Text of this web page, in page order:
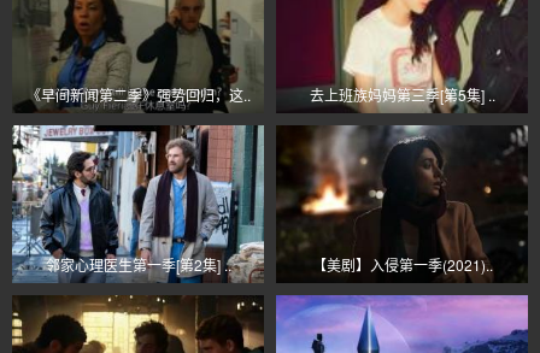
《早间新闻第二季》强势回归，这.. 去上班族妈妈第三季[第5集] ..
邻家心理医生第一季[第2集] .. 【美剧】入侵第一季(2021)..